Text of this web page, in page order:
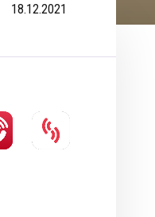
18.12.2021